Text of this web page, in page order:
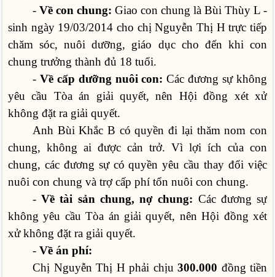
- Về con chung: Giao con chung là Bùi Thùy L -
sinh ngày 19/03/2014 cho chị Nguyễn Thị H trực tiếp
chăm sóc, nuôi dưỡng, giáo dục cho đến khi con
chung trưởng thành đủ 18 tuổi.
- Về cấp dưỡng nuôi con: Các đương sự không
yêu cầu Tòa án giải quyết, nên Hội đồng xét xử
không đặt ra giải quyết.
Anh Bùi Khắc B có quyền đi lại thăm nom con
chung, không ai được cản trở. Vì lợi ích của con
chung, các đương sự có quyền yêu cầu thay đổi việc
nuôi con chung và trợ cấp phí tổn nuôi con chung.
-Về tài sản chung, nợ chung: Các đương sự
không yêu cầu Tòa án giải quyết, nên Hội đồng xét
xử không đặt ra giải quyết.
- Về án phí:
Chị Nguyễn Thị H phải chịu 300.000 đồng tiền